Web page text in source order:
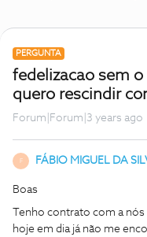
PERGUNTA
fedelizacao sem
quero rescindir
Forum|Forum|3 years ago
F FÁBIO MIGUEL DA
Boas
Tenho contrato com a
hoje em dia já não me